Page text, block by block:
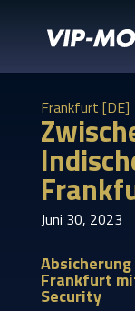
Frankfurt [DE]
Juni 30, 2023
Frankfurt
Security